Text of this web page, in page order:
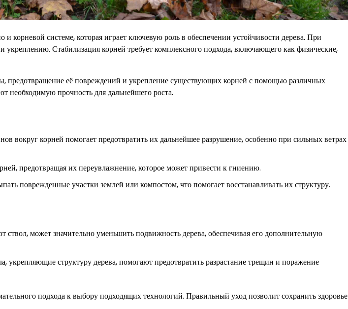
корневой системе, которая играет ключевую роль в обеспечении устойчивости дерева. При
Стабилизация корней требует комплексного подхода, включающего как физические,
предотвращение её повреждений и укрепление существующих корней с помощью различных
необходимую прочность для дальнейшего роста.
корней помогает предотвратить их дальнейшее разрушение, особенно при сильных ветрах
предотвращая их переувлажнение, которое может привести к гниению.
поврежденные участки землей или компостом, что помогает восстанавливать их структуру.
может значительно уменьшить подвижность дерева, обеспечивая его дополнительную
укрепляющие структуру дерева, помогают предотвратить разрастание трещин и поражение
подхода к выбору подходящих технологий. Правильный уход позволит сохранить здоровье